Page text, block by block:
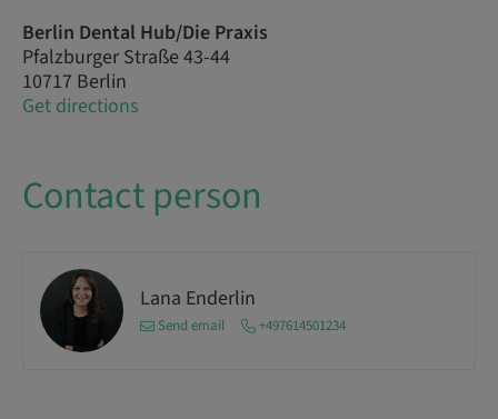
Berlin Dental Hub/Die Praxis
Pfalzburger Straße 43-44
10717 Berlin
Get directions
Contact person
Lana Enderlin
Send email +497614501234